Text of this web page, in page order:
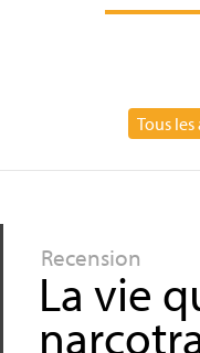
Tous
Recension
La vie